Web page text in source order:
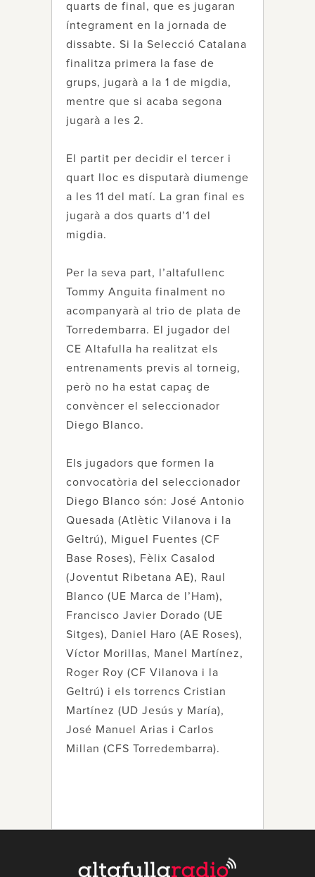
quarts de final, que es jugaran
íntegrament en la jornada de
dissabte. Si la Selecció Catalana
finalitza primera la fase de
grups, jugarà a la 1 de migdia,
mentre que si acaba segona
jugarà a les 2.
El partit per decidir el tercer i
quart lloc es disputarà diumenge
a les 11 del matí. La gran final es
jugarà a dos quarts d’1 del
migdia.
Per la seva part, l’altafullenc
Tommy Anguita finalment no
acompanyarà al trio de plata de
Torredembarra. El jugador del
CE Altafulla ha realitzat els
entrenaments previs al torneig,
però no ha estat capaç de
convèncer el seleccionador
Diego Blanco.
Els jugadors que formen la
convocatòria del seleccionador
Diego Blanco són: José Antonio
Quesada (Atlètic Vilanova i la
Geltrú), Miguel Fuentes (CF
Base Roses), Fèlix Casalod
(Joventut Ribetana AE), Raul
Blanco (UE Marca de l’Ham),
Francisco Javier Dorado (UE
Sitges), Daniel Haro (AE Roses),
Víctor Morillas, Manel Martínez,
Roger Roy (CF Vilanova i la
Geltrú) i els torrencs Cristian
Martínez (UD Jesús y María),
José Manuel Arias i Carlos
Millan (CFS Torredembarra).